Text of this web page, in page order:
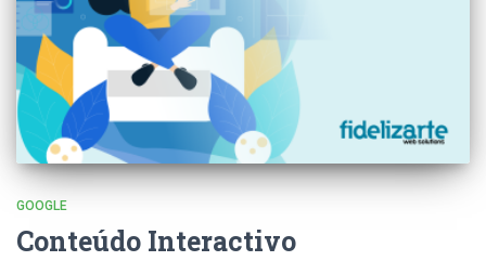
GOOGLE
Conteúdo Interactivo